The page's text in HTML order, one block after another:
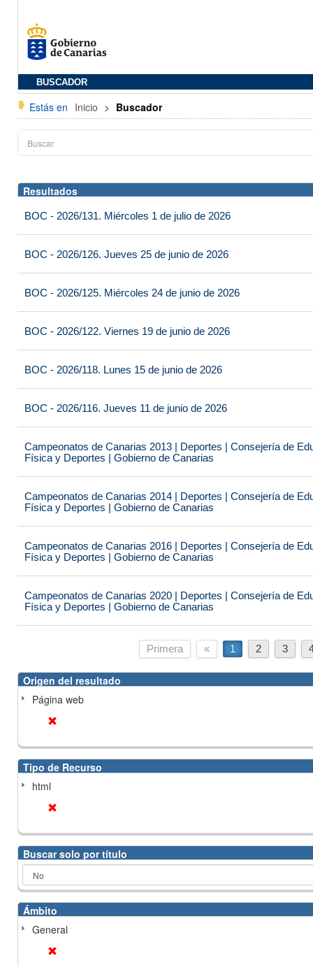
BUSCADOR
Estás en Inicio > Buscador
Resultados
BOC - 2026/131. Miércoles 1 de julio de 2026
BOC - 2026/126. Jueves 25 de junio de 2026
BOC - 2026/125. Miércoles 24 de junio de 2026
BOC - 2026/122. Viernes 19 de junio de 2026
BOC - 2026/118. Lunes 15 de junio de 2026
BOC - 2026/116. Jueves 11 de junio de 2026
Campeonatos de Canarias 2013 | Deportes | Consejería de
Física y Deportes | Gobierno de Canarias
Campeonatos de Canarias 2014 | Deportes | Consejería de
Física y Deportes | Gobierno de Canarias
Campeonatos de Canarias 2016 | Deportes | Consejería de
Física y Deportes | Gobierno de Canarias
Campeonatos de Canarias 2020 | Deportes | Consejería de
Física y Deportes | Gobierno de Canarias
Primera « 1 2 3
Origen del resultado
Página web
Tipo de Recurso
html
Buscar solo por título
Ámbito
General